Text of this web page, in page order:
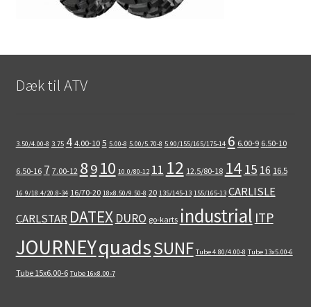
Dæk til ATV
3.50/4.00-8 3.75 4 4.00-10 5 5.00-8 5.00/5.70-8 5.90/155/165/175-14 6 6.00-9 6.50-10
6.50-16 7 7.00-12 89 10 10.0/80-12 11 12 12.5/80-18 14 15 16 16.5
16.9/18.4/20.8-34 16/70-20 18x8.50/9.50-8 20 135/145-13 155/165-13 CARLISLE
CARLSTAR DATEX DURO go-karts industrial ITP
JOURNEYquadsSUNF Tube 4.80/4.00-8 Tube 13x5.00-6
Tube 15x6.00-6 Tube 16x8.00-7